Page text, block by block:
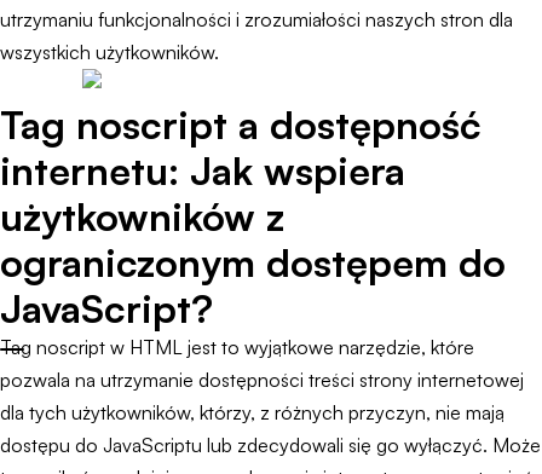
utrzymaniu funkcjonalności i zrozumiałości naszych stron dla
wszystkich użytkowników.
Tag noscript a dostępność
internetu: Jak wspiera
użytkowników z
ograniczonym dostępem do
JavaScript?
Tag noscript w HTML jest to wyjątkowe narzędzie, które
pozwala na utrzymanie dostępności treści strony internetowej
dla tych użytkowników, którzy, z różnych przyczyn, nie mają
dostępu do JavaScriptu lub zdecydowali się go wyłączyć. Może